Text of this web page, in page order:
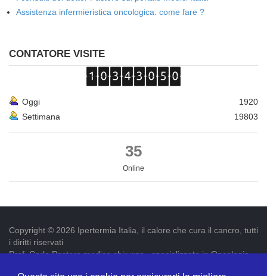
Assistenza infermieristica oncologica: come fare ?
CONTATORE VISITE
Oggi
1920
Settimana
19803
35
Online
Copyright © 2026 Ipertermia Italia, il calore che cura il cancro, tutti
i diritti riservati
Prof. Carlo Pastore medico chirurgo , specializzato in Oncologia.